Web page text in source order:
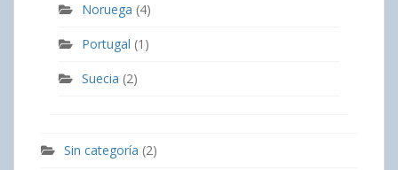
Noruega (4)
Portugal (1)
Suecia (2)
Sin categoría (2)